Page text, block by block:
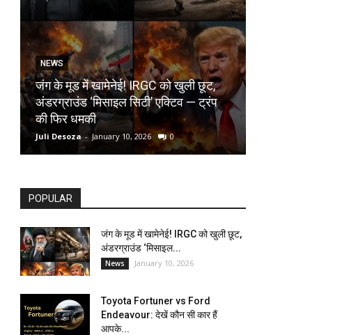
NEWS
जंग के मूड में खामेनेई! IRGC को खुली छूट,
अंडरग्राउंड ‘मिसाइल सिटी’ एक्टिव — ट्रंप
की फिर धमकी
Juli Desoza - January 10, 2026 0
POPULAR
जंग के मूड में खामेनेई! IRGC को खुली छूट,
अंडरग्राउंड ‘मिसाइल...
News January 10, 2026
Toyota Fortuner vs Ford
Endeavour: देखें कौन सी कार हैं
आपके...